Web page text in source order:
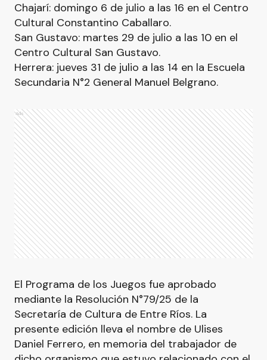
Chajarí: domingo 6 de julio a las 16 en el Centro
Cultural Constantino Caballaro.
San Gustavo: martes 29 de julio a las 10 en el
Centro Cultural San Gustavo.
Herrera: jueves 31 de julio a las 14 en la Escuela
Secundaria N°2 General Manuel Belgrano.
Ads
El Programa de los Juegos fue aprobado
mediante la Resolución N°79/25 de la
Secretaría de Cultura de Entre Ríos. La
presente edición lleva el nombre de Ulises
Daniel Ferrero, en memoria del trabajador de